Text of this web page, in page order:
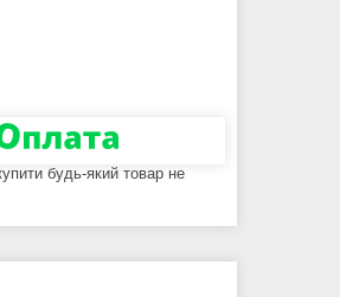
будь-який товар не